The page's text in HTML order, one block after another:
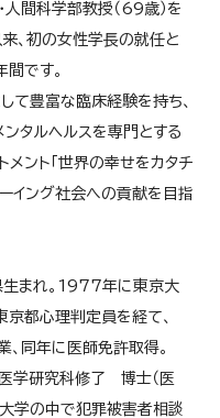
人間科学部教授（69歳）を
、初の女性学長の就任と
です。
て豊富な臨床経験を持ち、
タルヘルスを専門とする
メント「世界の幸せをカタチ
ーイング社会への貢献を目指
まれ。1977年に東京大
都心理判定員を経て、
同年に医師免許取得。
学研究科修了 博士（医
学の中で犯罪被害者相談